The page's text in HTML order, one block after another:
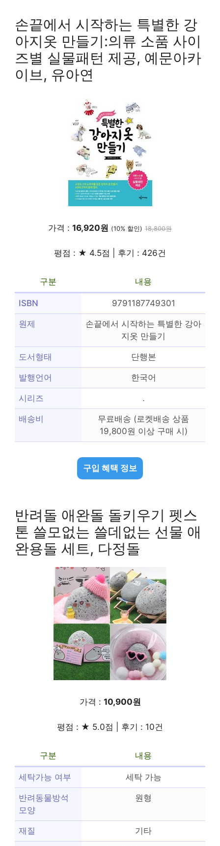
손끝에서 시작하는 특별한 강
아지옷 만들기:의류 소품 사이
즈별 실물패턴 제공, 예문아카
이브, 유아연
가격 : 16,920원 (10% 할인) 18,800원
평점 : ★ 4.5점 | 후기 : 426건
구분 내용
ISBN 9791187749301
원제
손끝에서 시작하는 특별한 강아
지옷 만들기
도서형태 단행본
발행언어 한국어
시리즈 .
배송비
무료배송 (로켓배송 상품
19,800원 이상 구매 시)
구입 혜택 정보
반려돌 애완돌 돌키우기 펫스
톤 쓸모없는 쓸데없는 선물 애
완용돌 세트, 다정돌
가격 : 10,900원
평점 : ★ 5.0점 | 후기 : 10건
구분 내용
세탁가능 여부 세탁 가능
반려동물방석
모양
원형
재질 기타